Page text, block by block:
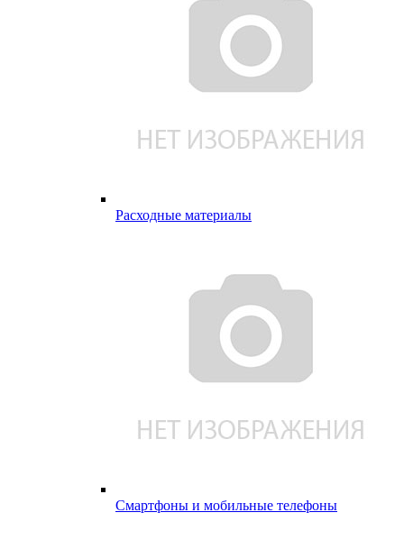
Расходные материалы
Смартфоны и мобильные телефоны